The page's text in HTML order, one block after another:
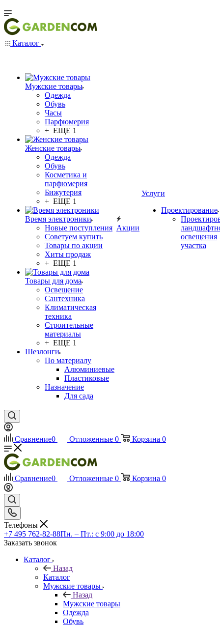
Каталог
Мужские товары
Одежда
Обувь
Часы
Парфюмерия
+ ЕЩЕ 1
Женские товары
Одежда
Обувь
Косметика и
парфюмерия
Бижутерия
+ ЕЩЕ 1
Время электроники
Новые поступления
Советуем купить
Товары по акции
Хиты продаж
+ ЕЩЕ 1
Товары для дома
Освещение
Сантехника
Климатическая
техника
Строительные
материалы
+ ЕЩЕ 1
Шезлонги
По материалу
Алюминиевые
Пластиковые
Назначение
Для сада
Акции
Услуги
Проектирование
освещения
участка
Сравнение0 Отложенные 0 Корзина 0
Сравнение0 Отложенные 0 Корзина 0
Телефоны
+7 495 762-82-88Пн. – Пт.: с 9:00 до 18:00
Заказать звонок
Каталог
Назад
Каталог
Мужские товары
Назад
Мужские товары
Одежда
Обувь